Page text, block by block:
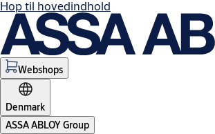
Hop til hovedindhold
Webshops
Denmark
ASSA ABLOY Group